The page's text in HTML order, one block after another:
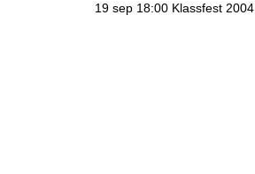
19 sep 18:00 Klassfest 2004